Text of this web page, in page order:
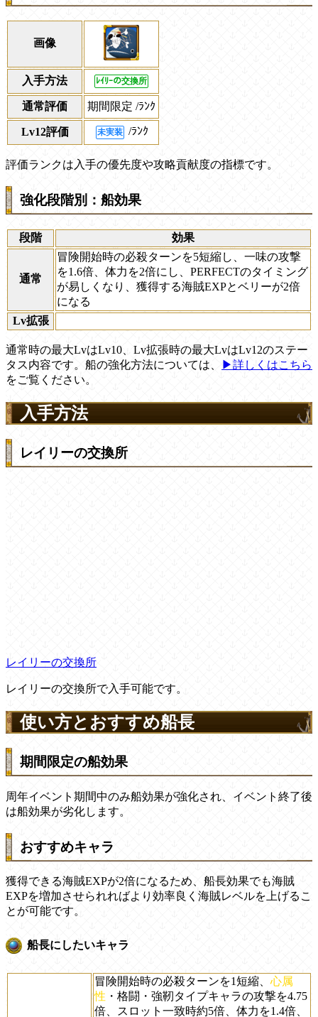
画像
入手方法 ﾚｲﾘｰの交換所
通常評価 期間限定 /ﾗﾝｸ
Lv12評価 未実装 /ﾗﾝｸ
評価ランクは入手の優先度や攻略貢献度の指標です。
強化段階別：船効果
段階 効果
通常
冒険開始時の必殺ターンを5短縮し、一味の攻撃
を1.6倍、体力を2倍にし、PERFECTのタイミング
が易しくなり、獲得する海賊EXPとベリーが2倍
になる
Lv拡張
通常時の最大LvはLv10、Lv拡張時の最大LvはLv12のステー
タス内容です。船の強化方法については、
▶詳しくはこちら
をご覧ください。
入手方法
レイリーの交換所
レイリーの交換所
レイリーの交換所で入手可能です。
使い方とおすすめ船長
期間限定の船効果
周年イベント期間中のみ船効果が強化され、イベント終了後
は船効果が劣化します。
おすすめキャラ
獲得できる海賊EXPが2倍になるため、船長効果でも海賊
EXPを増加させられればより効率良く海賊レベルを上げるこ
とが可能です。
船長にしたいキャラ
冒険開始時の必殺ターンを1短縮、 心属
性 ・格闘・強靭タイプキャラの攻撃を4.75
倍、スロット一致時約5倍、体力を1.4倍、